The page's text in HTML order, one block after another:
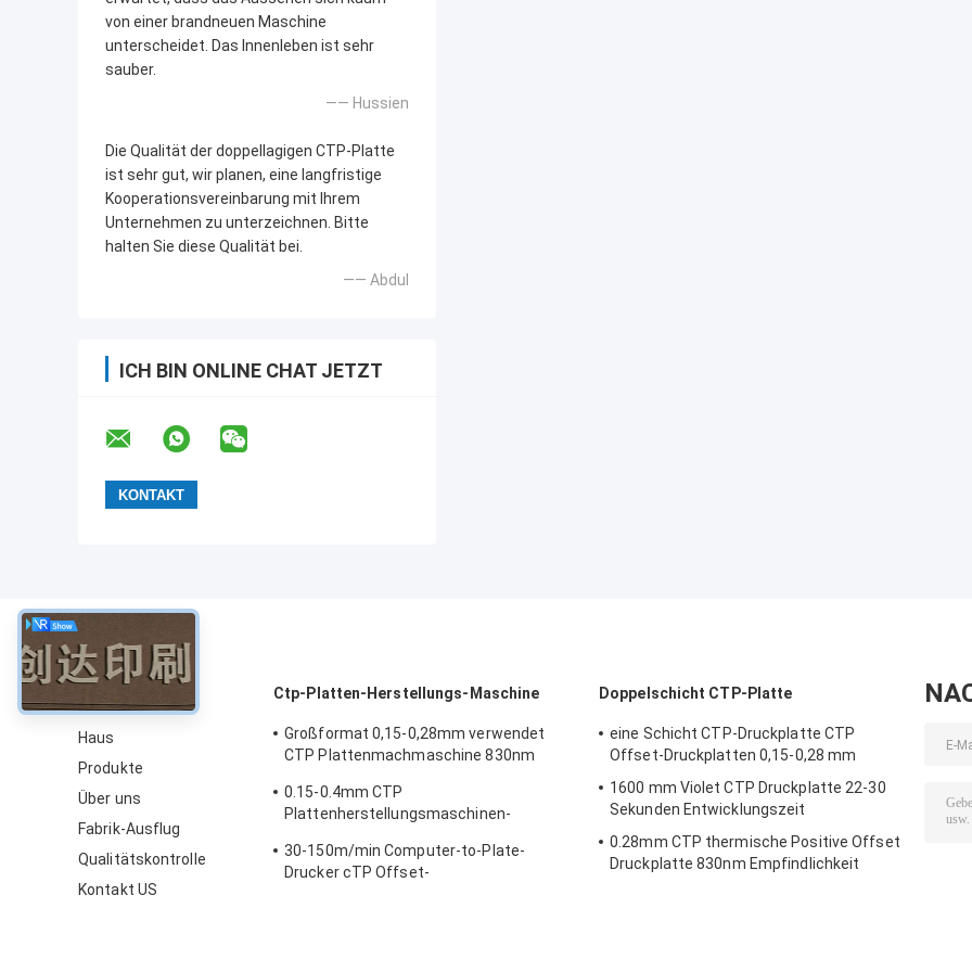
von einer brandneuen Maschine
unterscheidet. Das Innenleben ist sehr
sauber.
—— Hussien
Die Qualität der doppellagigen CTP-Platte
ist sehr gut, wir planen, eine langfristige
Kooperationsvereinbarung mit Ihrem
Unternehmen zu unterzeichnen. Bitte
halten Sie diese Qualität bei.
—— Abdul
ICH BIN ONLINE CHAT JETZT
Haus
Produkte
Über uns
Fabrik-Ausflug
Qualitätskontrolle
Kontakt US
Ctp-Platten-Herstellungs-Maschine
Großformat 0,15-0,28mm verwendet
CTP Plattenmachmaschine 830nm
0.15-0.4mm CTP
Plattenherstellungsmaschinen-
30-150m/min Computer-to-Plate-
Drucker cTP Offset-
Doppelschicht CTP-Platte
eine Schicht CTP-Druckplatte CTP
Offset-Druckplatten 0,15-0,28 mm
1600 mm Violet CTP Druckplatte 22-30
Sekunden Entwicklungszeit
0.28mm CTP thermische Positive Offset
Druckplatte 830nm Empfindlichkeit